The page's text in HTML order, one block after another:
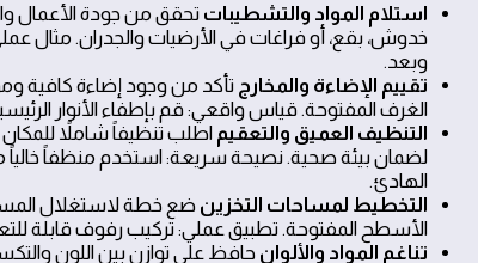
استلام المواد والتشطيبات تحقق من جودة الأعمال
خدوش، بقع، أو فراغات في الأرضيات والجدران. مثال
وبعد.
تقييم الإضاءة والمخارج تأكد من وجود إضاءة كافية
الغرف المفتوحة. قياس واقعي: قم بإطفاء الأنوار
التنظيف العميق والتعقيم اطلب تنظيفاً شاملاً للمكان
لضمان بيئة صحية. نصيحة سريعة: استخدم منظفاً خالياً
الهادئ.
التخطيط لمساحات التخزين ضع خطة لاستغلال
الأسطح المفتوحة. تطبيق عملي: تركيب رفوف قابلة
تناغم المواد والألوان حافظ على توازن بين اللون